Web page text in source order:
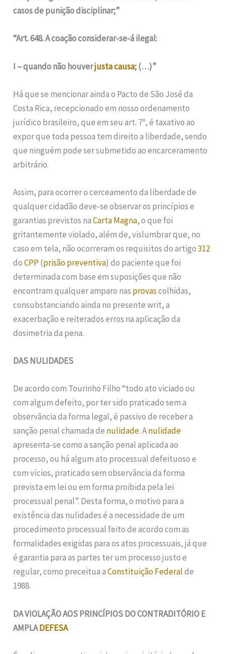
casos de punição disciplinar;”
“Art. 648. A coação considerar-se-á ilegal:
I – quando não houverjusta causa; (…)”
Há que se mencionar ainda o Pacto de São José da
Costa Rica, recepcionado em nosso ordenamento
jurídico brasileiro, que em seu art. 7º, é taxativo ao
expor que toda pessoa tem direito a liberdade, sendo
que ninguém pode ser submetido ao encarceramento
arbitrário.
Assim, para ocorrer o cerceamento da liberdade de
qualquer cidadão deve-se observar os princípios e
garantias previstos naCarta Magna, o que foi
gritantemente violado, além de, vislumbrar que, no
caso em tela, não ocorreram os requisitos do artigo312
doCPP(prisão preventiva) do paciente que foi
determinada com base em suposições que não
encontram qualquer amparo nas provascolhidas,
consubstanciando ainda no presente writ, a
exacerbação e reiterados erros na aplicação da
dosimetria da pena.
DAS NULIDADES
De acordo com Tourinho Filho “todo ato viciado ou
com algum defeito, por ter sido praticado sem a
observância da forma legal, é passivo de receber a
sanção penal chamada de nulidade. Anulidade
apresenta-se como a sanção penal aplicada ao
processo, ou há algum ato processual defeituoso e
com vícios, praticado sem observância da forma
prevista em lei ou em forma proibida pela lei
processual penal”. Desta forma, o motivo para a
existência das nulidades é a necessidade de um
procedimento processual feito de acordo com as
formalidades exigidas para os atos processuais, já que
é garantia para as partes ter um processo justo e
regular, como preceitua aConstituição Federalde
1988.
DA VIOLAÇÃO AOS PRINCÍPIOS DO CONTRADITÓRIO E
AMPLADEFESA